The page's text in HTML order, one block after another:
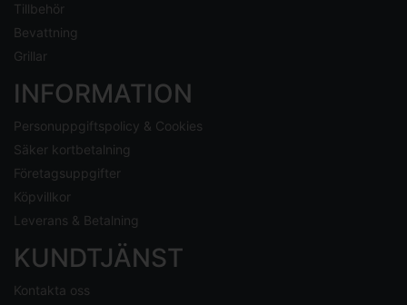
Tillbehör
Bevattning
Grillar
INFORMATION
Personuppgiftspolicy & Cookies
Säker kortbetalning
Företagsuppgifter
Köpvillkor
Leverans & Betalning
KUNDTJÄNST
Kontakta oss